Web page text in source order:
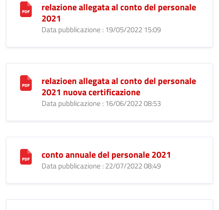
relazione allegata al conto del personale
2021
Data pubblicazione : 19/05/2022 15:09
relazioen allegata al conto del personale
2021 nuova certificazione
Data pubblicazione : 16/06/2022 08:53
conto annuale del personale 2021
Data pubblicazione : 22/07/2022 08:49